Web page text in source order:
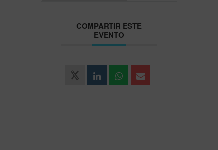
COMPARTIR ESTE
EVENTO